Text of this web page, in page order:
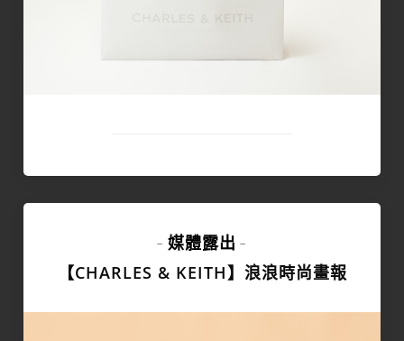
- 媒體露出 -
【CHARLES & KEITH】浪浪時尚畫報